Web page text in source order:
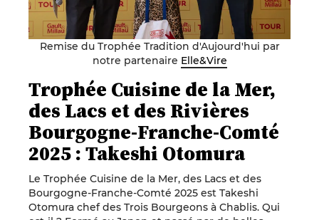
Remise du Trophée Tradition d'Aujourd'hui par
notre partenaire Elle&Vire
Trophée Cuisine de la Mer,
des Lacs et des Rivières
Bourgogne-Franche-Comté
2025 : Takeshi Otomura
Le Trophée Cuisine de la Mer, des Lacs et des
Bourgogne-Franche-Comté 2025 est Takeshi
Otomura chef des Trois Bourgeons à Chablis. Qui